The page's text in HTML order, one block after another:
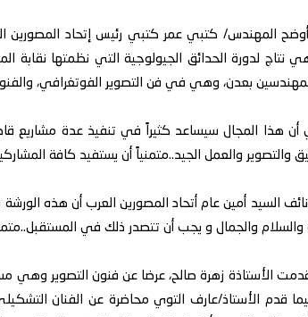
المهندس/ كتبي عمر كتبي رئيس إتحاد المصورين
نتاج لدورة الحدائق الجيولوجية التي نظمتها نقابة
بعدن، وهي في فن التصوير الفوتغرافي،
هذا المجال سيساعد كثيراً في تنفيذ عدة مشاريع
والتصوير والعمل الجيد..متمنياً أن يستفيد كافة
السيد أمين عام أتحاد المصورين العرب أن هذه
والسلام والجمال و يجب أن تتصدر ذلك في
الأستاذة زهرة صالح، عرضا عن فنون التصوير وهي
قدم الأستاذ/عارف التوي محاضرة عن الفنان